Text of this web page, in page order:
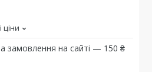
ціни
замовлення на сайті — 150 ₴